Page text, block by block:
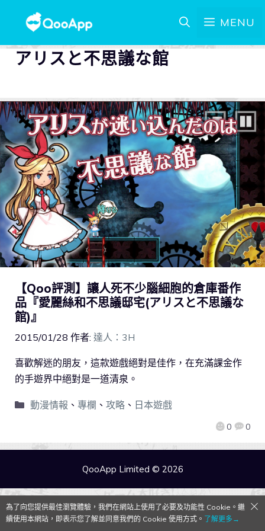
MENU
アリスと不思議な館
【Qoo評測】讓人死不少腦細胞的倉庫番作
品『愛麗絲和不思議邸宅(アリスと不思議な
館)』
2015/01/28 作者: 達人：3H
0 0
喜歡解迷的朋友，這款遊戲絕對是佳作，在充滿課金作
的手遊界中絕對是一道清泉。
動漫情報 、 專欄 、 攻略、 日本遊戲
QooApp Limited © 2026
為了向您提供最佳瀏覽體驗，我們在網站上使用了必要及功能性 Cookie。繼
續使用本網站，即表示您了解並同意我們的 Cookie 使用方式。 了解更多→